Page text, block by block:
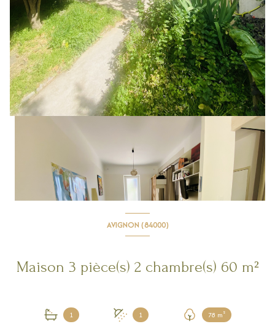
AVIGNON (84000)
Maison 3 pièce(s) 2 chambre(s) 60 m²
1 1 78 m²